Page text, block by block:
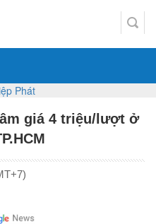
giá 4 triệu/lượt ở